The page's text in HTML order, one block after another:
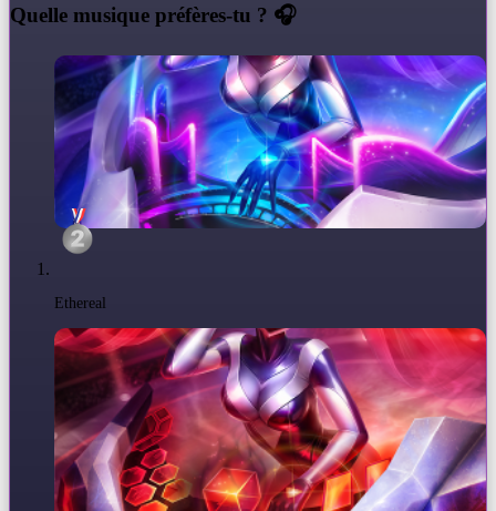
Quelle musique préfères-tu ? 🎧
Ethereal